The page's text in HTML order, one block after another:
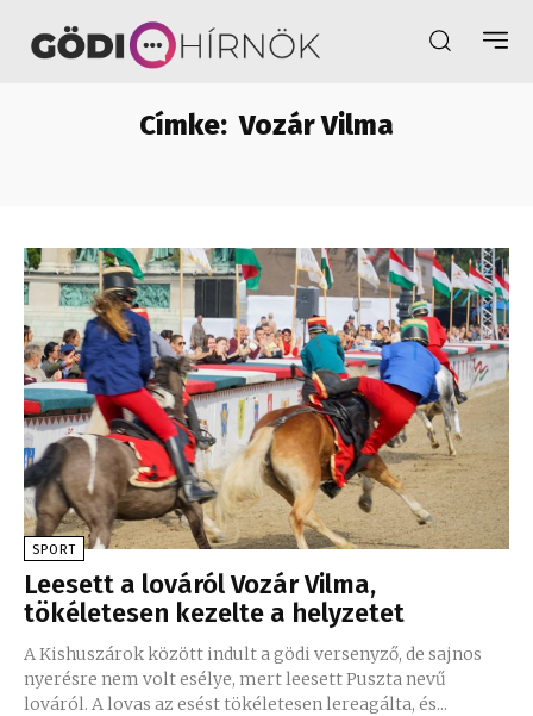
Címke: Vozár Vilma
SPORT
Leesett a lováról Vozár Vilma,
tökéletesen kezelte a helyzetet
A Kishuszárok között indult a gödi versenyző, de sajnos
nyerésre nem volt esélye, mert leesett Puszta nevű
lováról. A lovas az esést tökéletesen lereagálta, és...